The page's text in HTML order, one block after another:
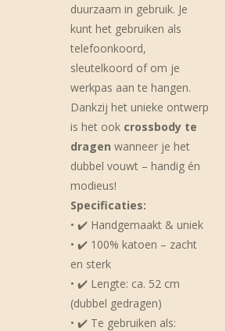
duurzaam in gebruik. Je
kunt het gebruiken als
telefoonkoord,
sleutelkoord of om je
werkpas aan te hangen.
Dankzij het unieke ontwerp
is het ook crossbody te
dragen wanneer je het
dubbel vouwt – handig én
modieus!
Specificaties:
• ✔️ Handgemaakt & uniek
• ✔️ 100% katoen – zacht
en sterk
• ✔️ Lengte: ca. 52 cm
(dubbel gedragen)
• ✔️ Te gebruiken als: